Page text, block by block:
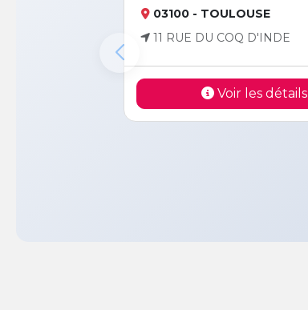
03100 - TOULOUSE
11 RUE DU COQ D'INDE
Voir les détails